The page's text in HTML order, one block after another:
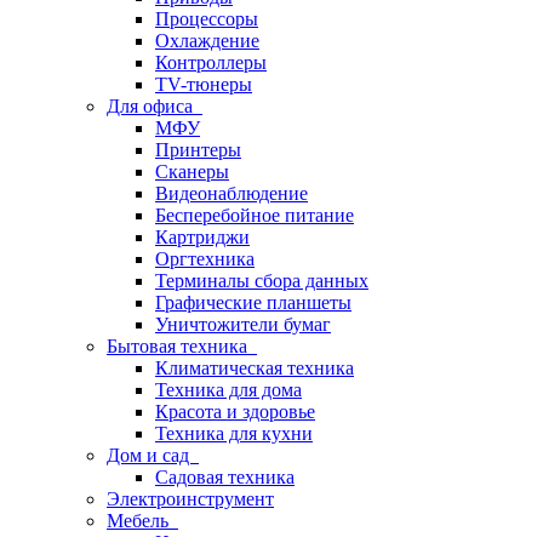
Процессоры
Охлаждение
Контроллеры
TV-тюнеры
Для офиса
МФУ
Принтеры
Сканеры
Видеонаблюдение
Бесперебойное питание
Картриджи
Оргтехника
Терминалы сбора данных
Графические планшеты
Уничтожители бумаг
Бытовая техника
Климатическая техника
Техника для дома
Красота и здоровье
Техника для кухни
Дом и сад
Садовая техника
Электроинструмент
Мебель